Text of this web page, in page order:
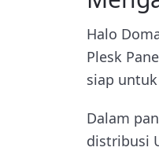
Halo
Plesk
siap
Dalam
distribusi